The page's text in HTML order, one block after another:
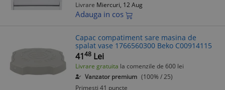
Livrare Miercuri, 12 Aug
Adauga in cos
Capac compatiment sare masina de
spalat vase 1766560300 Beko C00914115
4148 Lei
Livrare gratuita la comenzile de 600 lei
Vanzator premium (100% / 25)
Primesti 41 puncte